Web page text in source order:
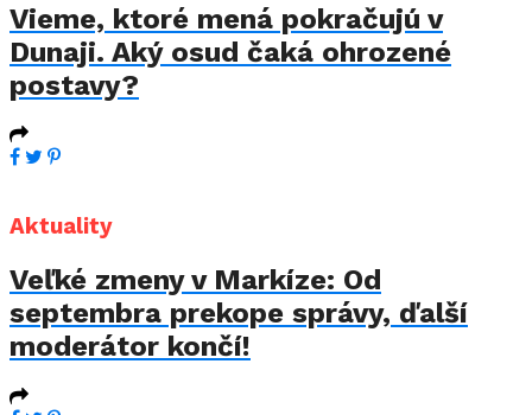
Vieme, ktoré mená pokračujú v
Dunaji. Aký osud čaká ohrozené
postavy?
Aktuality
Veľké zmeny v Markíze: Od
septembra prekope správy, ďalší
moderátor končí!